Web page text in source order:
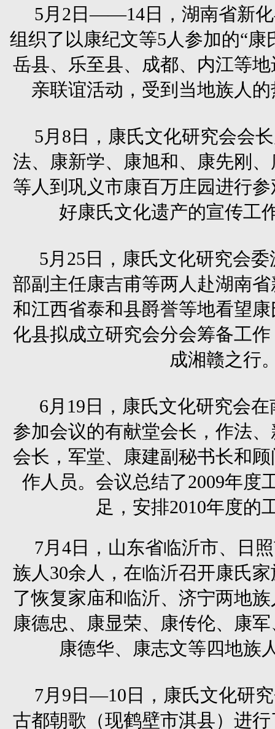
5月2日——14日，湖南省新
组织了以康纪文等5人参加的“康
岳县、乐至县、成都、内江等
亲联谊活动，受到当地族人
5月8日，康氏文化研究会会
法、康新学、康旭和、康先刚
等人到巩义市康百万庄园进行
好康氏文化遗产的宣传工
5月25日，康氏文化研究会
部副主任康吉甫等两人赴湖南
和江西省泰和县爵誉等地看望
化县拟成立研究会分会筹备工
成湘赣之行
6月19日，康氏文化研究会
参加会议的有献堂会长，作法
会长，军堂、康建副秘书长和
作人员。会议总结了2009年度
足，安排2010年度的
7月4日，山东省临沂市、日
族人30余人，在临沂召开康氏
了恢复家庙和临沂、济宁两地
康德忠、康显荣、康传伦、康
康德华、康志文等四地族
7月9日—10日，康氏文化研
古都朝歌（现鹤壁市淇县）进